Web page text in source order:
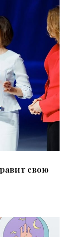
свою